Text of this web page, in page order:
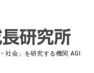
社会」を研究する機関 AGI